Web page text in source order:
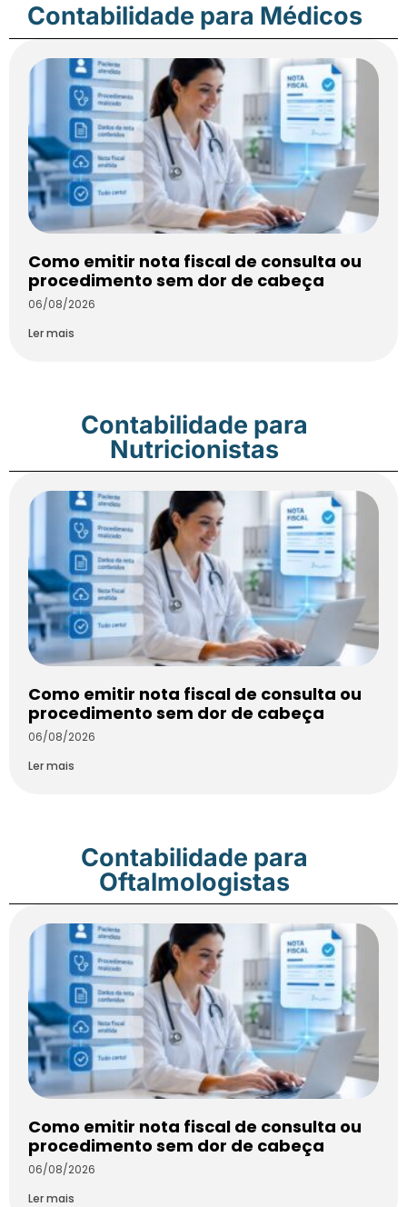
Contabilidade para Médicos
Como emitir nota fiscal de consulta ou
procedimento sem dor de cabeça
06/08/2026
Ler mais
Contabilidade para
Nutricionistas
Como emitir nota fiscal de consulta ou
procedimento sem dor de cabeça
06/08/2026
Ler mais
Contabilidade para
Oftalmologistas
Como emitir nota fiscal de consulta ou
procedimento sem dor de cabeça
06/08/2026
Ler mais